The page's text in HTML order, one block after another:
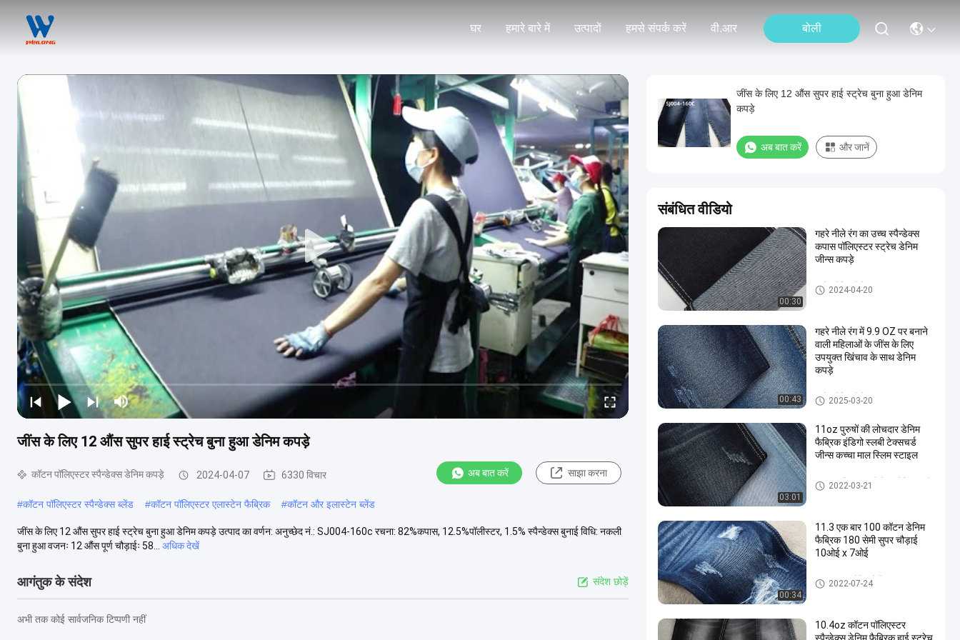
घर हमारे बारे में उत्पादों हमसे संपर्क करें वी.आर बोली
जींस के लिए 12 औंस सुपर हाई स्ट्रेच बुना हुआ डेनिम कपड़े
कॉटन पॉलिएस्टर स्पैन्डेक्स डेनिम कपड़े 2024-04-07 6330 विचार अब बात करें साझा करना
#कॉटन पॉलिएस्टर स्पैन्डेक्स ब्लेंड #कॉटन पॉलिएस्टर एलास्टेन फैब्रिक #कॉटन और इलास्टेन ब्लेंड
जींस के लिए 12 औंस सुपर हाई स्ट्रेच बुना हुआ डेनिम कपड़े उत्पाद का वर्णन: अनुच्छेद नं.: SJ004-160c रचना: 82%कपास, 12.5%पॉलीस्टर, 1.5% स्पैन्डेक्स बुनाई विधि: नकली
बुना हुआ वजनः 12 औंस पूर्ण चौड़ाईः 58...
अधिक देखें
आगंतुक के संदेश संदेश छोड़ें
अभी तक कोई सार्वजनिक टिप्पणी नहीं
जींस के लिए 12 औंस सुपर हाई स्ट्रेच बुना हुआ डेनिम
कपड़े
अब बात करें और जानें
संबंधित वीडियो
00:30
गहरे नीले रंग का उच्च स्पैन्डेक्स
कपास पॉलिएस्टर स्ट्रेच डेनिम
जीन्स कपड़े
स्ट्रेच डेनिम फैब्रिक
2024-04-20
00:43
गहरे नीले रंग में 9.9 OZ पर बनाने
वाली महिलाओं के जींस के लिए
उपयुक्त खिंचाव के साथ डेनिम
कपड़े
स्ट्रेच डेनिम फैब्रिक
2025-03-20
03:01
11oz पुरुषों की लोचदार डेनिम
फैब्रिक इंडिगो स्लबी टेक्सचर्ड
जीन्स कच्चा माल स्लिम स्टाइल
कॉटन पॉलिएस्टर स्पैन्डेक्स डेनिम कपड़े
2022-03-21
00:34
11.3 एक बार 100 कॉटन डेनिम
फैब्रिक 180 सेमी सुपर चौड़ाई
10ओई x 7ओई
100 कॉटन डेनिम फैब्रिक
2022-07-24
10.4oz कॉटन पॉलिएस्टर